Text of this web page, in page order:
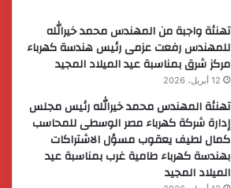
تهنئة واجبة من المهندس محمد خيرالله
للمهندس رفعت عزمى رئيس هندسة كهرباء
مركز شرق بمناسبة عيد الميلاد المجيد
12 أبريل، 2026
تهنئة المهندس محمد خيرالله رئيس مجلس
إدارة شركة كهرباء مصر الوسطى للمحاسب
كمال لطيف يعقوب مسؤل الاشتراكات
بهندسة كهرباء طامية غرب بمناسبة عيد
الميلاد المجيد